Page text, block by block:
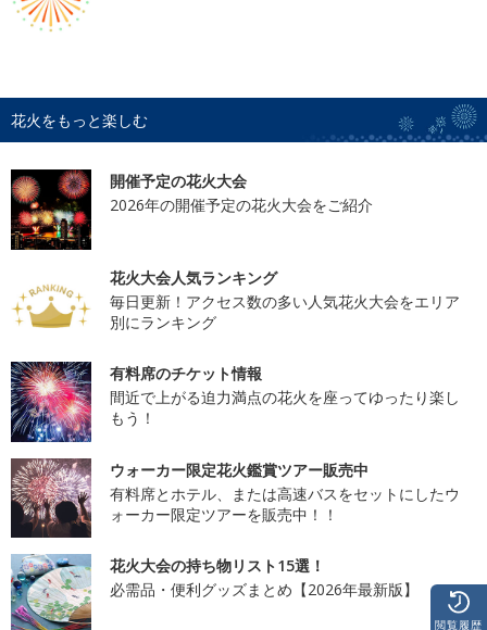
花火をもっと楽しむ
開催予定の花火大会
2026年の開催予定の花火大会をご紹介
花火大会人気ランキング
毎日更新！アクセス数の多い人気花火大会をエリア
別にランキング
有料席のチケット情報
間近で上がる迫力満点の花火を座ってゆったり楽し
もう！
ウォーカー限定花火鑑賞ツアー販売中
有料席とホテル、または高速バスをセットにしたウ
ォーカー限定ツアーを販売中！！
花火大会の持ち物リスト15選！
必需品・便利グッズまとめ【2026年最新版】
閲覧履歴